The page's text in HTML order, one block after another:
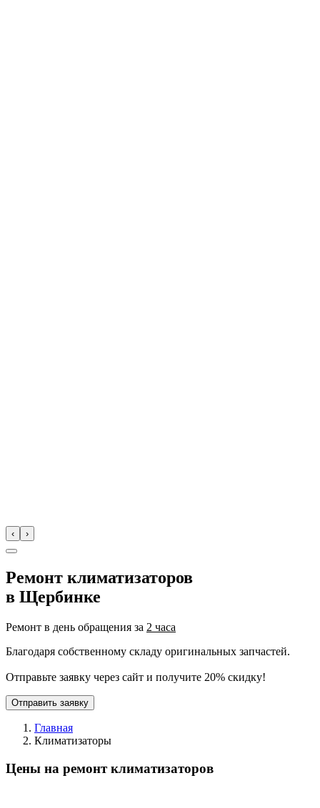
‹ ›
Ремонт климатизаторов
в Щербинке
Ремонт в день обращения за 2 часа
Благодаря собственному складу оригинальных запчастей.
Отправьте заявку через сайт и получите 20% скидку!
Отправить заявку
Главная
Климатизаторы
Цены на ремонт климатизаторов